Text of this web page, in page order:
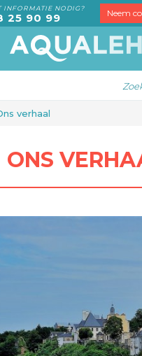
INFORMATIE NODIG?
25 90 99 Neem
verhaal
ONS